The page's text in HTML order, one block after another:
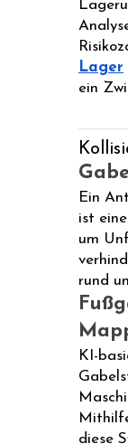
Lager
ein
Ein
ist
um
rund
KI-
diese